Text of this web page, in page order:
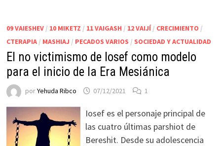
09 VAIESHEV/ 10 MIKETZ / 11 VAIGASH / 12 VAIJÍ/ CRECIMIENTO /
CTERAPIA/ MASHIAJ / PECADOS VARIOS / SOCIEDAD Y ACTUALIDAD
El no victimismo de Iosef como modelo
para el inicio de la Era Mesiánica
porYehuda Ribco 07/12/2021 1
Iosef es el personaje principal de
las cuatro últimas parshiot de
Bereshit. Desde su adolescencia